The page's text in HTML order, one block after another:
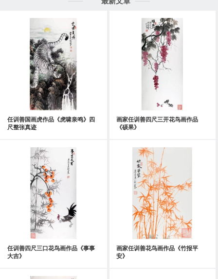
任训善国画虎作品《虎啸泉鸣》四
尺整张真迹
画家任训善四尺三开花鸟画作品
《硕果》
任训善四尺三口花鸟画作品《事事
大吉》
画家任训善花鸟画作品《竹报平
安》